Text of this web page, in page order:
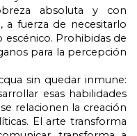
absoluta y con
a fuerza de necesitarlo
Prohibidas de
para la percepción
sin quedar inmune:
esas habilidades
relacionen la creación
El arte transforma